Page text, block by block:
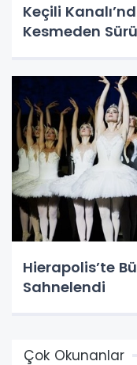
Keçili
Kesmeden
Hierapolis’te
Sahnelendi
Çok Okunanlar